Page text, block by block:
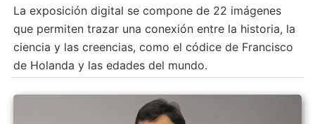
La exposición digital se compone de 22 imágenes
que permiten trazar una conexión entre la historia, la
ciencia y las creencias, como el códice de Francisco
de Holanda y las edades del mundo.